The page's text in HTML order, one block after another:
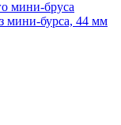
мини-бруса
мини-бурса, 44 мм